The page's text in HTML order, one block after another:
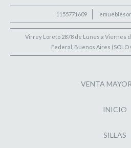
1155771609
Virrey Loreto 2878 de Lunes a Viernes
Federal, Buenos Aires (SOLO
VENTA
INICIO
SILLAS